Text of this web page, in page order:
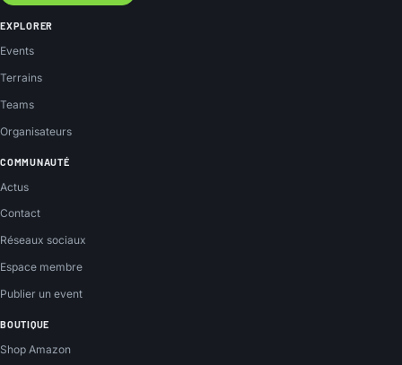
EXPLORER
Events
Terrains
Teams
Organisateurs
COMMUNAUTÉ
Actus
Contact
Réseaux sociaux
Espace membre
Publier un event
BOUTIQUE
Shop Amazon